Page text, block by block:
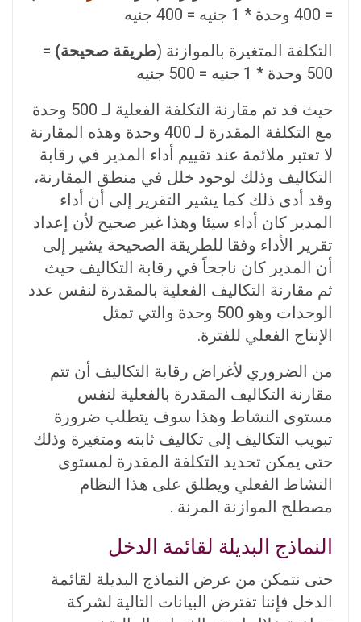
= 400 وحدة * 1 جنيه = 400 جنيه
التكلفة المتغيرة بالموازنة (طريقة صحيحة) =
500 وحدة * 1 جنيه = 500 جنيه
حيث قد تم مقارنة التكلفة الفعلية لـ 500 وحدة
مع التكلفة المقدرة لـ 400 وحدة وهذه المقارنة
لا تعتبر ملائمة عند تقييم أداء المدير في رقابة
التكاليف وذلك لوجود خلل في منطق المقارنة،
وقد أدى ذلك كما يشير التقرير إلى أن أداء
المدير كان أداء سيئا وهذا غير صحيح لأن إعداد
تقرير الأداء وفقا للطريقة الصحيحة يشير إلى
أن المدير كان ناجحاً في رقابة التكاليف حيث
ثم مقارنة التكاليف الفعلية بالمقدرة لنفس عدد
الوحدات وهو 500 وحدة والتي تمثل
الإنتاج الفعلي للفترة.
من الضروري لأغراض رقابة التكاليف أن تتم
مقارنة التكاليف المقدرة بالفعلية لنفس
مستوى النشاط وهذا سوف يتطلب ضرورة
تبويب التكاليف إلى تكاليف ثابته ومتغيرة وذلك
حتى يمكن تحديد التكلفة المقدرة لمستوى
النشاط الفعلي ويطلق على هذا النظام
مصطلح الموازنة المرنة .
النماذج البديلة لقائمة الدخل
حتى نتمكن من عرض النماذج البديلة لقائمة
الدخل فإننا تفترض البيانات التالية لشركة